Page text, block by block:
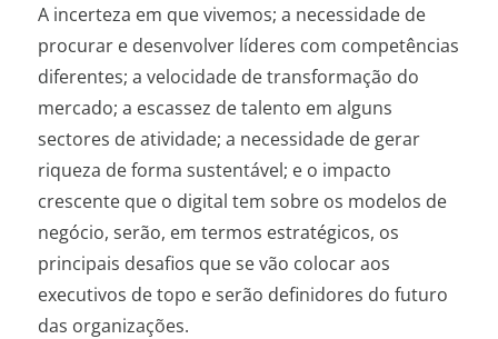
A incerteza em que vivemos; a necessidade de
procurar e desenvolver líderes com competências
diferentes; a velocidade de transformação do
mercado; a escassez de talento em alguns
sectores de atividade; a necessidade de gerar
riqueza de forma sustentável; e o impacto
crescente que o digital tem sobre os modelos de
negócio, serão, em termos estratégicos, os
principais desafios que se vão colocar aos
executivos de topo e serão definidores do futuro
das organizações.